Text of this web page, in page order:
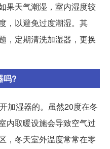
果天气潮湿，室内湿度较
，以避免过度潮湿。其
，定期清洗加湿器，更换
吗?
加湿器的。虽然20度在冬
内取暖设施会导致空气过
，冬天室外温度常常在零